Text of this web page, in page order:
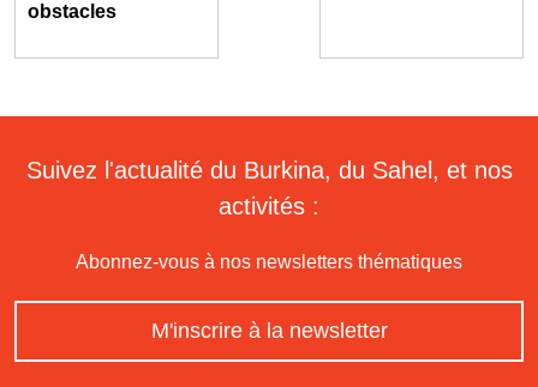
obstacles
Suivez l'actualité du Burkina, du Sahel, et nos
activités :
Abonnez-vous à nos newsletters thématiques
M'inscrire à la newsletter